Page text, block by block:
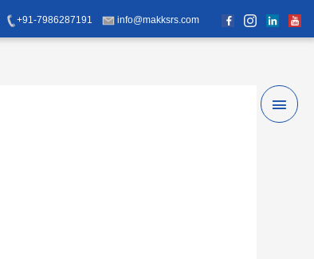
+91-7986287191 info@makksrs.com